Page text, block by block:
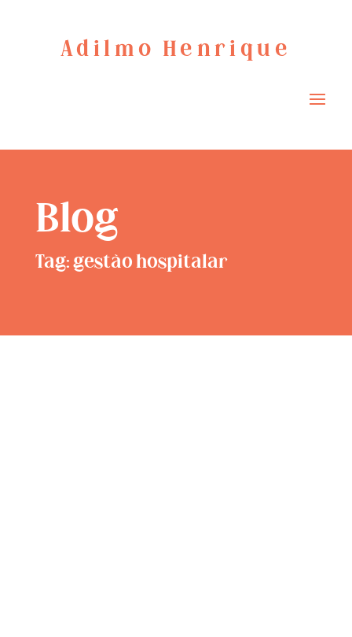
Adilmo Henrique
Blog
Tag: gestão hospitalar